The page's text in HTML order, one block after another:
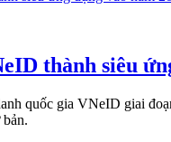
thành siêu
quốc gia VNeID giai